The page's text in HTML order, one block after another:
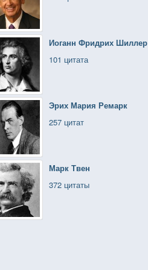
Иоганн Фридрих Шиллер
101 цитата
Эрих Мария Ремарк
257 цитат
Марк Твен
372 цитаты